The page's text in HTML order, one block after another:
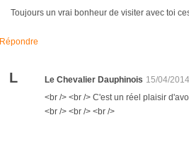
Toujours un vrai bonheur de visiter avec toi
Répondre
L Le Chevalier Dauphinois 15/04/
<br /> <br /> C'est un réel plaisir
<br /> <br /> <br />